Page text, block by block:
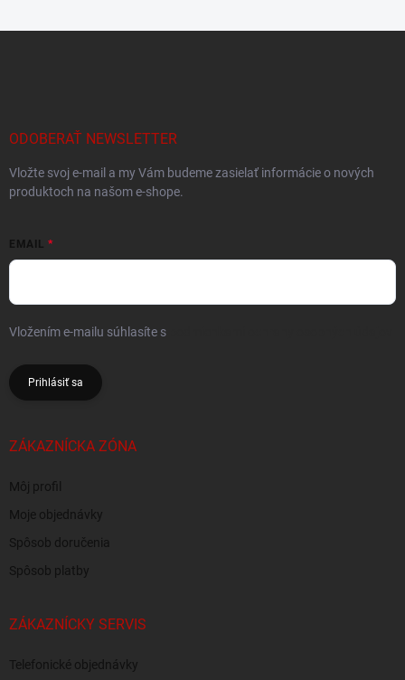
ODOBERAŤ NEWSLETTER
Vložte svoj e-mail a my Vám budeme zasielať informácie o nových
produktoch na našom e-shope.
EMAIL
Vložením e-mailu súhlasíte s
Prihlásiť sa
ZÁKAZNÍCKA ZÓNA
Môj profil
Moje objednávky
Spôsob doručenia
Spôsob platby
ZÁKAZNÍCKY SERVIS
Telefonické objednávky